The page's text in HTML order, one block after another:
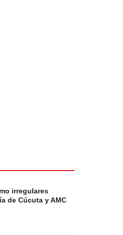
irregulares
de Cúcuta y AMC